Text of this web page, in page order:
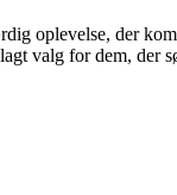
oplevelse, der
valg for dem, der